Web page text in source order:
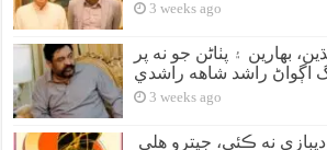
3 weeks ago
بهارين ۽ پٺاڻن جو نه پر
اڳواڻ راشد شاهه راشدي
3 weeks ago